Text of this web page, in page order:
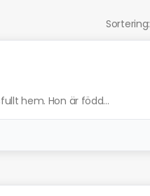
Sortering:
hem. Hon är född...